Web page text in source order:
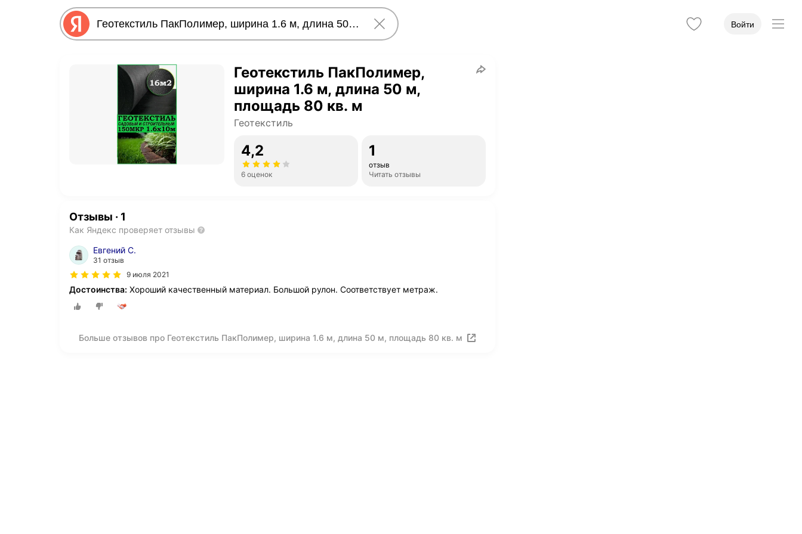
Войти
Геотекстиль ПакПолимер,
ширина 1.6 м, длина 50 м,
площадь 80 кв. м
Геотекстиль
4,2
6 оценок
1
отзыв
Читать отзывы
Отзывы · 1
Как Яндекс проверяет отзывы
Евгений С.
31 отзыв
9 июля 2021
Достоинства: Хороший качественный материал. Большой рулон. Соответствует метраж.
Больше отзывов про Геотекстиль ПакПолимер, ширина 1.6 м, длина 50 м, площадь 80 кв. м